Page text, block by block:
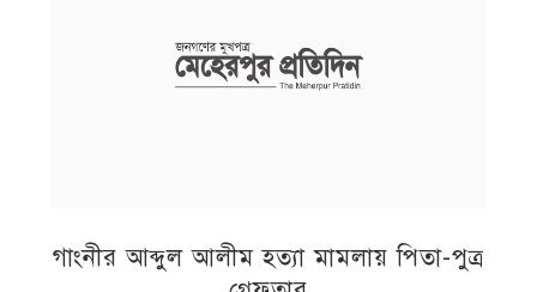
গাংনীর আব্দুল আলীম হত্যা মামলায় পিতা-পুত্র